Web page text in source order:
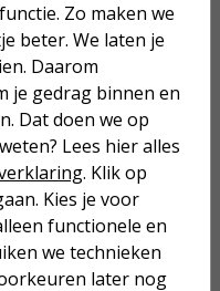
hebt, is het
goed af te voeren. Als
kan dit namelijk zorgen
een losse afvoerslang
of stoom wordt
vele losse
diameters en lengtes,
Is het niet mogelijk om
vind je bij
met een
wasdroger wordt
Zo maken we
beter. We laten je
Daarom
je gedrag binnen en
Dat doen we op
Lees hier alles
. Klik op
Kies je voor
functionele en
we technieken
later nog